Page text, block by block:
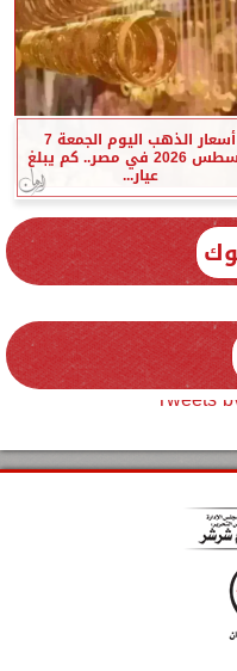
أسعار الذهب اليوم الجمعة 7
أغسطس 2026 في مصر.. كم يبلغ
عيار...
Tweets